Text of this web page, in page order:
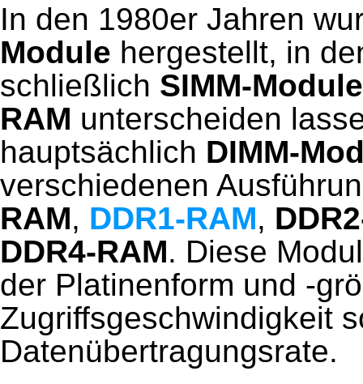
In den 1980er Jahren
Module hergestellt, in
schließlich SIMM-Module
RAM unterscheiden
hauptsächlich DIMM-
verschiedenen
RAM, DDR1-RAM,
DDR4-RAM. Diese
der Platinenform und -
Zugriffsgeschwindigkeit
Datenübertragungsrate.